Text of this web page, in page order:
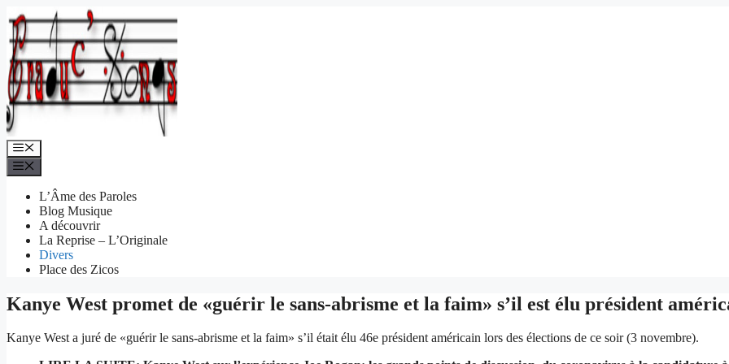
Aller
au
contenu
Menu
L’Âme des Paroles
Blog Musique
A découvrir
La Reprise – L’Originale
Divers
Place des Zicos
Kanye West promet de «guérir le sans-abrisme et la faim» s’il est élu président
Kanye West a juré de «guérir le sans-abrisme et la faim» s’il était élu 46e président américain lors des élections de ce soir (3 novembre).